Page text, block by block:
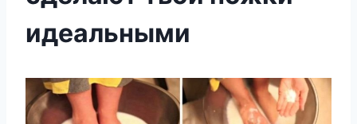
идеальными